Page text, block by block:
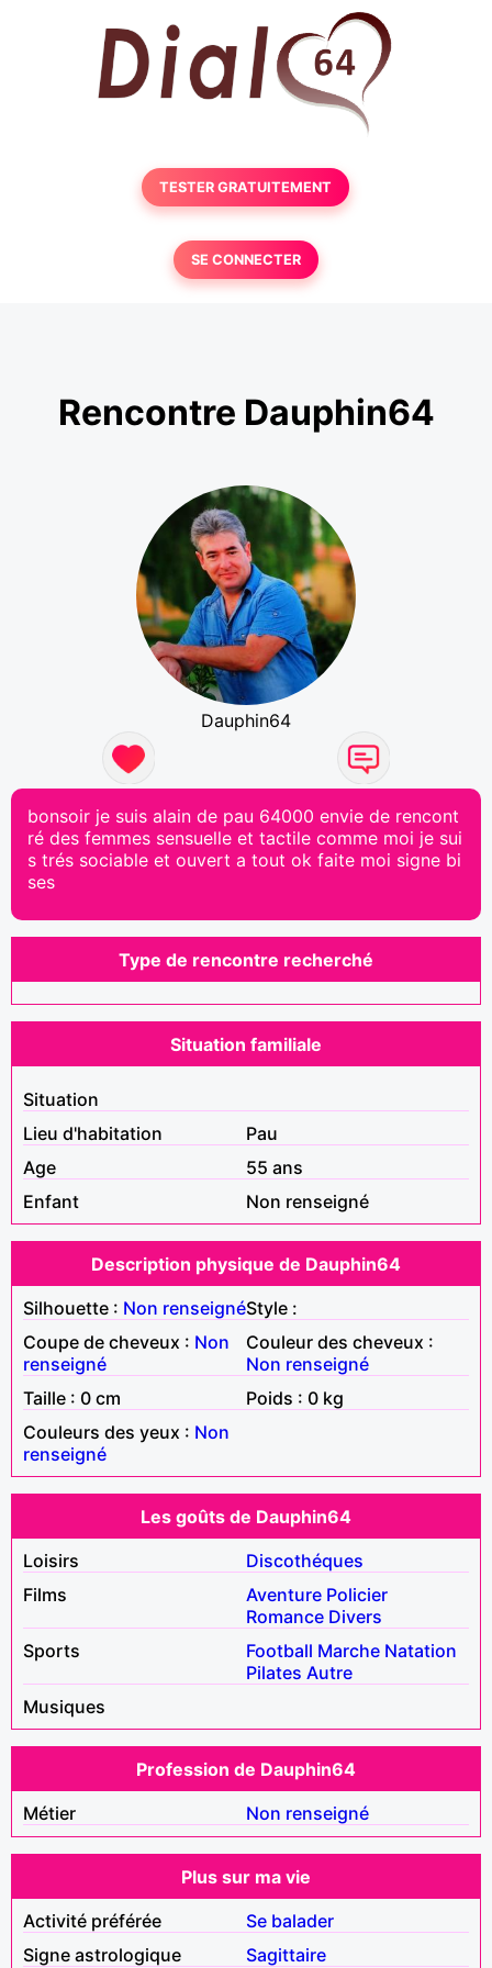
TESTER GRATUITEMENT
SE CONNECTER
Rencontre Dauphin64
Dauphin64
bonsoir je suis alain de pau 64000 envie de rencont
ré des femmes sensuelle et tactile comme moi je sui
s trés sociable et ouvert a tout ok faite moi signe bi
ses
Type de rencontre recherché
Situation familiale
Situation
Lieu d'habitation
Pau
Age
55 ans
Enfant
Non renseigné
Description physique de Dauphin64
Silhouette : Non renseignéStyle :
Coupe de cheveux : Non
renseigné
Couleur des cheveux :
Non renseigné
Taille : 0 cm
Poids : 0 kg
Couleurs des yeux : Non
renseigné
Les goûts de Dauphin64
Loisirs
Discothéques
Films
Aventure Policier
Romance Divers
Sports
Football Marche Natation
Pilates Autre
Musiques
Profession de Dauphin64
Métier
Non renseigné
Plus sur ma vie
Activité préférée
Se balader
Signe astrologique
Sagittaire